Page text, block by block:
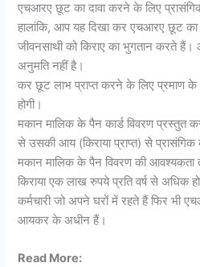
एचआरए छूट का दावा करने के लिए
हालांकि, आप यह दिखा कर एचआरए छूट
जीवनसाथी को किराए का भुगतान करते
अनुमति नहीं है।
कर छूट लाभ प्राप्त करने के लिए प्रमाण के
होगी।
मकान मालिक के पैन कार्ड विवरण प्रस्तुत
से उसकी आय (किराया प्राप्त) से
मकान मालिक के पैन विवरण की आवश्यकता
किराया एक लाख रुपये प्रति वर्ष से अधिक
कर्मचारी जो अपने घरों में रहते हैं फिर भी
आयकर के अधीन हैं।
Read More: